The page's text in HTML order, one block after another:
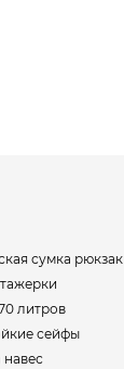
сумка рюкзак
литров
сейфы
навес